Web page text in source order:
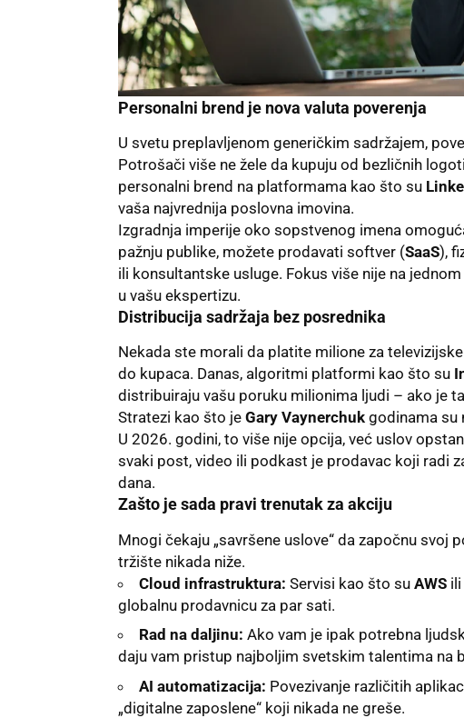
Personalni brend je nova valuta poverenja
U svetu preplavljenom generičkim sadržajem,
Potrošači više ne žele da kupuju od bezličnih
personalni brend na platformama kao što su
vaša najvrednija poslovna imovina.
Izgradnja imperije oko sopstvenog imena
pažnju publike, možete prodavati softver (SaaS),
ili konsultantske usluge. Fokus više nije na
u vašu ekspertizu.
Distribucija sadržaja bez posrednika
Nekada ste morali da platite milione za
do kupaca. Danas, algoritmi platformi kao što su
distribuiraju vašu poruku milionima ljudi – ako je
Stratezi kao što je Gary Vaynerchuk godinama su
U 2026. godini, to više nije opcija, već uslov
svaki post, video ili podkast je prodavac koji radi
dana.
Zašto je sada pravi trenutak za akciju
Mnogi čekaju „savršene uslove“ da započnu svoj
tržište nikada niže.
Cloud infrastruktura: Servisi kao što su AWS ili
globalnu prodavnicu za par sati.
Rad na daljinu: Ako vam je ipak potrebna
daju vam pristup najboljim svetskim talentima na
AI automatizacija: Povezivanje različitih
„digitalne zaposlene“ koji nikada ne greše.